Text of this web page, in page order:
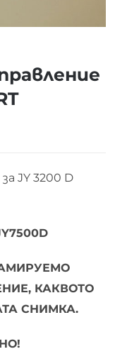
JY 3200 D
КАКВОТО
СНИМКА.